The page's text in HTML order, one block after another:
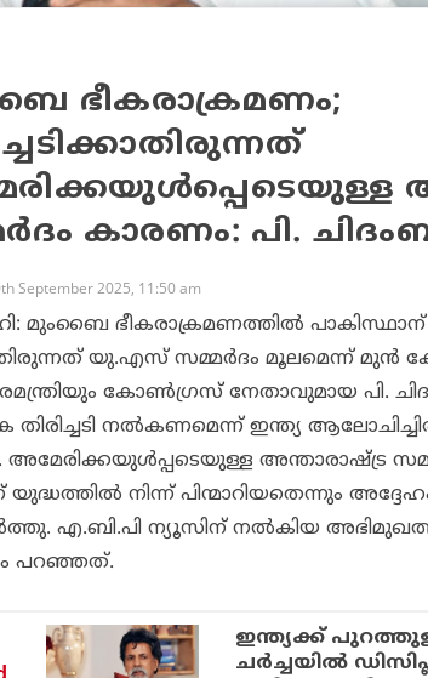
ഭീകരാക്രമണം;
കാരണം: പി.
September 2025, 11:50 am
മുംബൈ ഭീകരാക്രമണത്തിൽ പാകിസ്ഥാന്
യു.എസ് സമ്മർദം മൂലമെന്ന് മുൻ
കോൺഗ്രസ് നേതാവുമായ പി.
നൽകണമെന്ന് ഇന്ത്യ
അന്താരാഷ്ട്ര
നിന്ന് പിന്മാറിയതെന്നും
എ.ബി.പി ന്യൂസിന് നൽകിയ
പറഞ്ഞത്.
ഇന്ത്യക്ക്
ചര്‍ച്ചയില്‍